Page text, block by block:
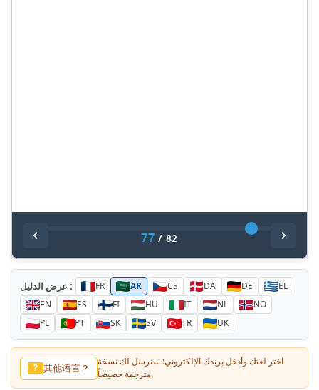
77 / 82
عرض الدليل : FR AR CS DA DE
EL
EN
ES FI HU IT NL
NO
PL
PT SK SV TR UK
? 其他语言？
اختر لغتك وأدخل بريدك الإلكتروني: سنرسل لك نسخة
مترجمة خصيصاً.